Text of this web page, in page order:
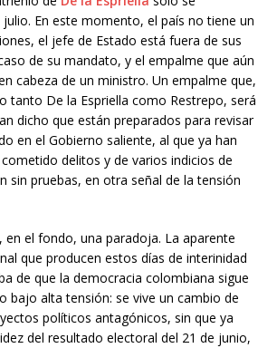
En este momento, el país no tiene un
el jefe de Estado está fuera de sus
de su mandato, y el empalme que aún
cabeza de un ministro. Un empalme que,
tanto De la Espriella como Restrepo, será
dicho que están preparados para revisar
en el Gobierno saliente, al que ya han
delitos y de varios indicios de
sin pruebas, en otra señal de la tensión
en el fondo, una paradoja. La aparente
que producen estos días de interinidad
de que la democracia colombiana sigue
bajo alta tensión: se vive un cambio de
políticos antagónicos, sin que ya
del resultado electoral del 21 de junio,